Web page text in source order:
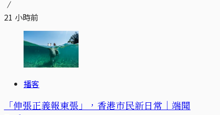
21 小時前
播客
「伸張正義報東張」，香港市民新日常｜端聞